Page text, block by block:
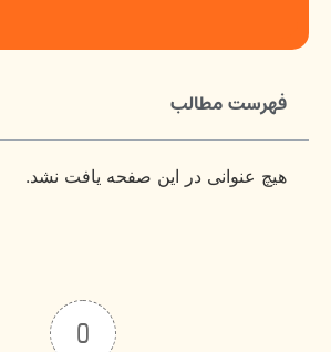
فهرست مطالب
هیچ عنوانی در این صفحه یافت نشد.
0